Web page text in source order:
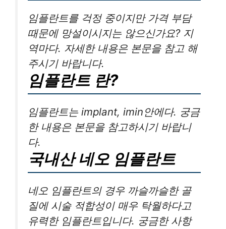
임플란트를 걱정 중이지만 가격 부담
때문에 망설이시지는 않으신가요? 지
역마다. 자세한 내용은 본문을 참고 해
주시기 바랍니다.
임플란트 란?
임플란트는 implant, imin안에다. 궁금
한 내용은 본문을 참고하시기 바랍니
다.
국내산 네오 임플란트
네오 임플란트의 경우 까슬까슬한 골
질에 시술 적합성이 매우 탁월하다고
유력한 임플란트입니다. 궁금한 사항